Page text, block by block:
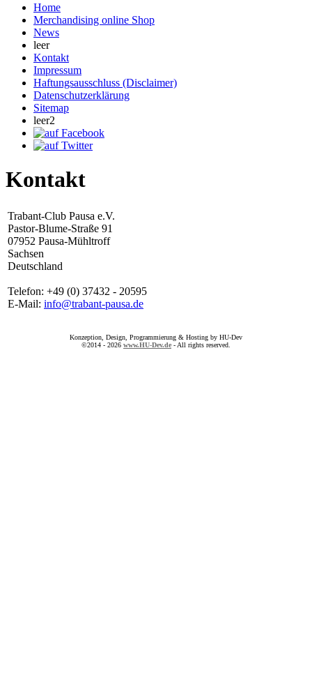
Home
Merchandising online Shop
News
leer
Kontakt
Impressum
Haftungsausschluss (Disclaimer)
Datenschutzerklärung
Sitemap
leer2
Kontakt
Trabant-Club Pausa e.V.
Pastor-Blume-Straße 91
07952 Pausa-Mühltroff
Sachsen
Deutschland
Telefon: +49 (0) 37432 - 20595
E-Mail: info@trabant-pausa.de
Konzeption, Design, Programmierung & Hosting by HU-Dev
©2014 - 2026 www.HU-Dev.de - All rights reserved.